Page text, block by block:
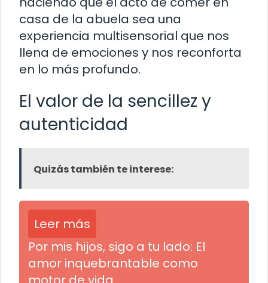
casa de la abuela sea una
experiencia multisensorial que nos
llena de emociones y nos reconforta
en lo más profundo.
El valor de la sencillez y
autenticidad
Quizás también te interese:
Leer más
Por mis hijos, sigo a tu lado: El
amor inquebrantable como